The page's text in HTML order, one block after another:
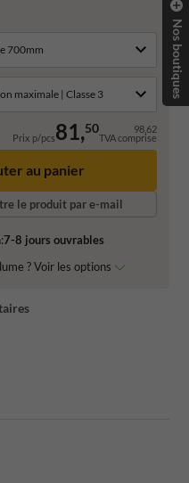
Prix p/pcs81,50 98,62
TVA comprise
au panier
le produit par e-mail
7-8 jours ouvrables
? Voir les options
Nos boutiques